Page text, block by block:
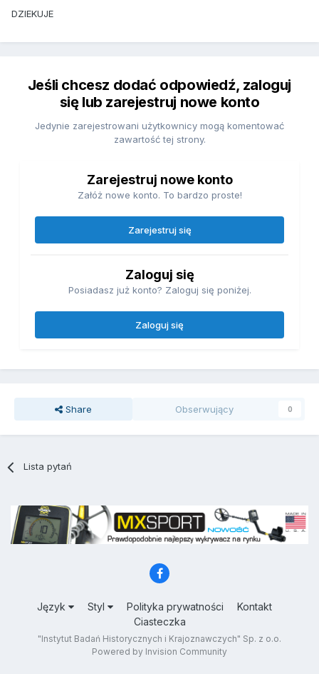
DZIEKUJE
Jeśli chcesz dodać odpowiedź, zaloguj
się lub zarejestruj nowe konto
Jedynie zarejestrowani użytkownicy mogą komentować
zawartość tej strony.
Zarejestruj nowe konto
Załóż nowe konto. To bardzo proste!
Zarejestruj się
Zaloguj się
Posiadasz już konto? Zaloguj się poniżej.
Zaloguj się
Share Obserwujący 0
Lista pytań
Język Styl Polityka prywatności
Kontakt
Ciasteczka
"Instytut Badań Historycznych i Krajoznawczych" Sp. z o.o.
Powered by Invision Community